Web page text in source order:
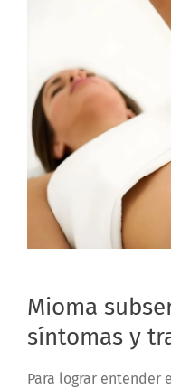
Mioma
síntomas y
Para lograr entender